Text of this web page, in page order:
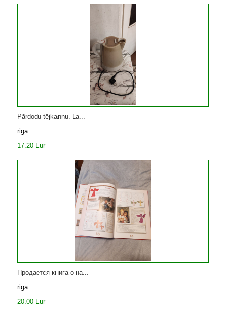
Pārdodu tējkannu. La...
riga
17.20 Eur
Продается книга о на...
riga
20.00 Eur